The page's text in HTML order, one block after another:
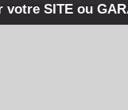
votre SITE ou